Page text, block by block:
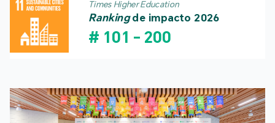
Times Higher Education
Rankingde impacto 2026
# 101 - 200